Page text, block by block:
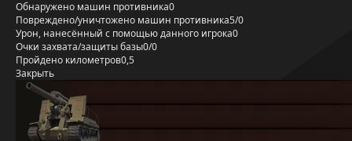
Обнаружено машин противника0
Повреждено/уничтожено машин противника5/0
Урон, нанесённый с помощью данного игрока0
Очки захвата/защиты базы0/0
Пройдено километров0,5
Закрыть